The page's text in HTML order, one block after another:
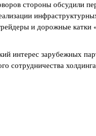
стороны обсудили
и дорожные
интерес зарубежных
сотрудничества